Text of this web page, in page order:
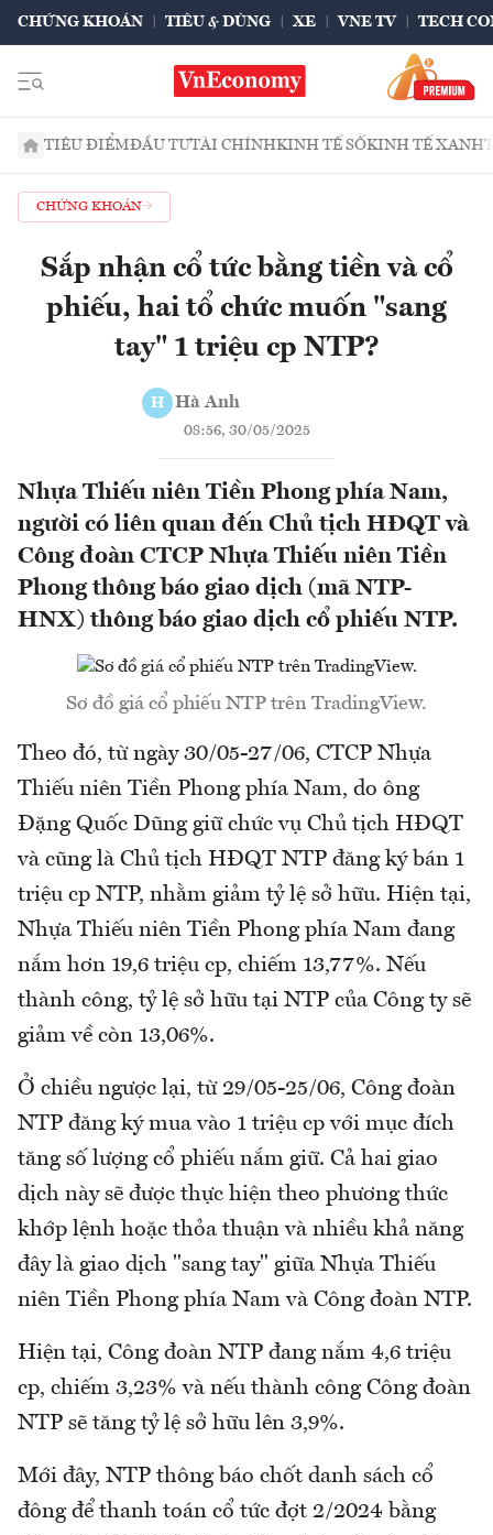
CHỨNG KHOÁN TIÊU & DÙNG XE VNE TV TECH
TIÊU ĐIỂMĐẦU TƯTÀI CHÍNHKINH TẾ SỐKINH TẾ XANH
CHỨNG KHOÁN
Sắp nhận cổ tức bằng tiền và cổ
phiếu, hai tổ chức muốn "sang
tay" 1 triệu cp NTP?
H Hà Anh
08:56, 30/05/2025
Nhựa Thiếu niên Tiền Phong phía Nam,
người có liên quan đến Chủ tịch HĐQT và
Công đoàn CTCP Nhựa Thiếu niên Tiền
Phong thông báo giao dịch (mã NTP-
HNX) thông báo giao dịch cổ phiếu NTP.
Sơ đồ giá cổ phiếu NTP trên TradingView.
Theo đó, từ ngày 30/05-27/06, CTCP Nhựa
Thiếu niên Tiền Phong phía Nam, do ông
Đặng Quốc Dũng giữ chức vụ Chủ tịch HĐQT
và cũng là Chủ tịch HĐQT NTP đăng ký bán 1
triệu cp NTP, nhằm giảm tỷ lệ sở hữu. Hiện tại,
Nhựa Thiếu niên Tiền Phong phía Nam đang
nắm hơn 19,6 triệu cp, chiếm 13,77%. Nếu
thành công, tỷ lệ sở hữu tại NTP của Công ty sẽ
giảm về còn 13,06%.
Ở chiều ngược lại, từ 29/05-25/06, Công đoàn
NTP đăng ký mua vào 1 triệu cp với mục đích
tăng số lượng cổ phiếu nắm giữ. Cả hai giao
dịch này sẽ được thực hiện theo phương thức
khớp lệnh hoặc thỏa thuận và nhiều khả năng
đây là giao dịch "sang tay" giữa Nhựa Thiếu
niên Tiền Phong phía Nam và Công đoàn NTP.
Hiện tại, Công đoàn NTP đang nắm 4,6 triệu
cp, chiếm 3,23% và nếu thành công Công đoàn
NTP sẽ tăng tỷ lệ sở hữu lên 3,9%.
Mới đây, NTP thông báo chốt danh sách cổ
đông để thanh toán cổ tức đợt 2/2024 bằng